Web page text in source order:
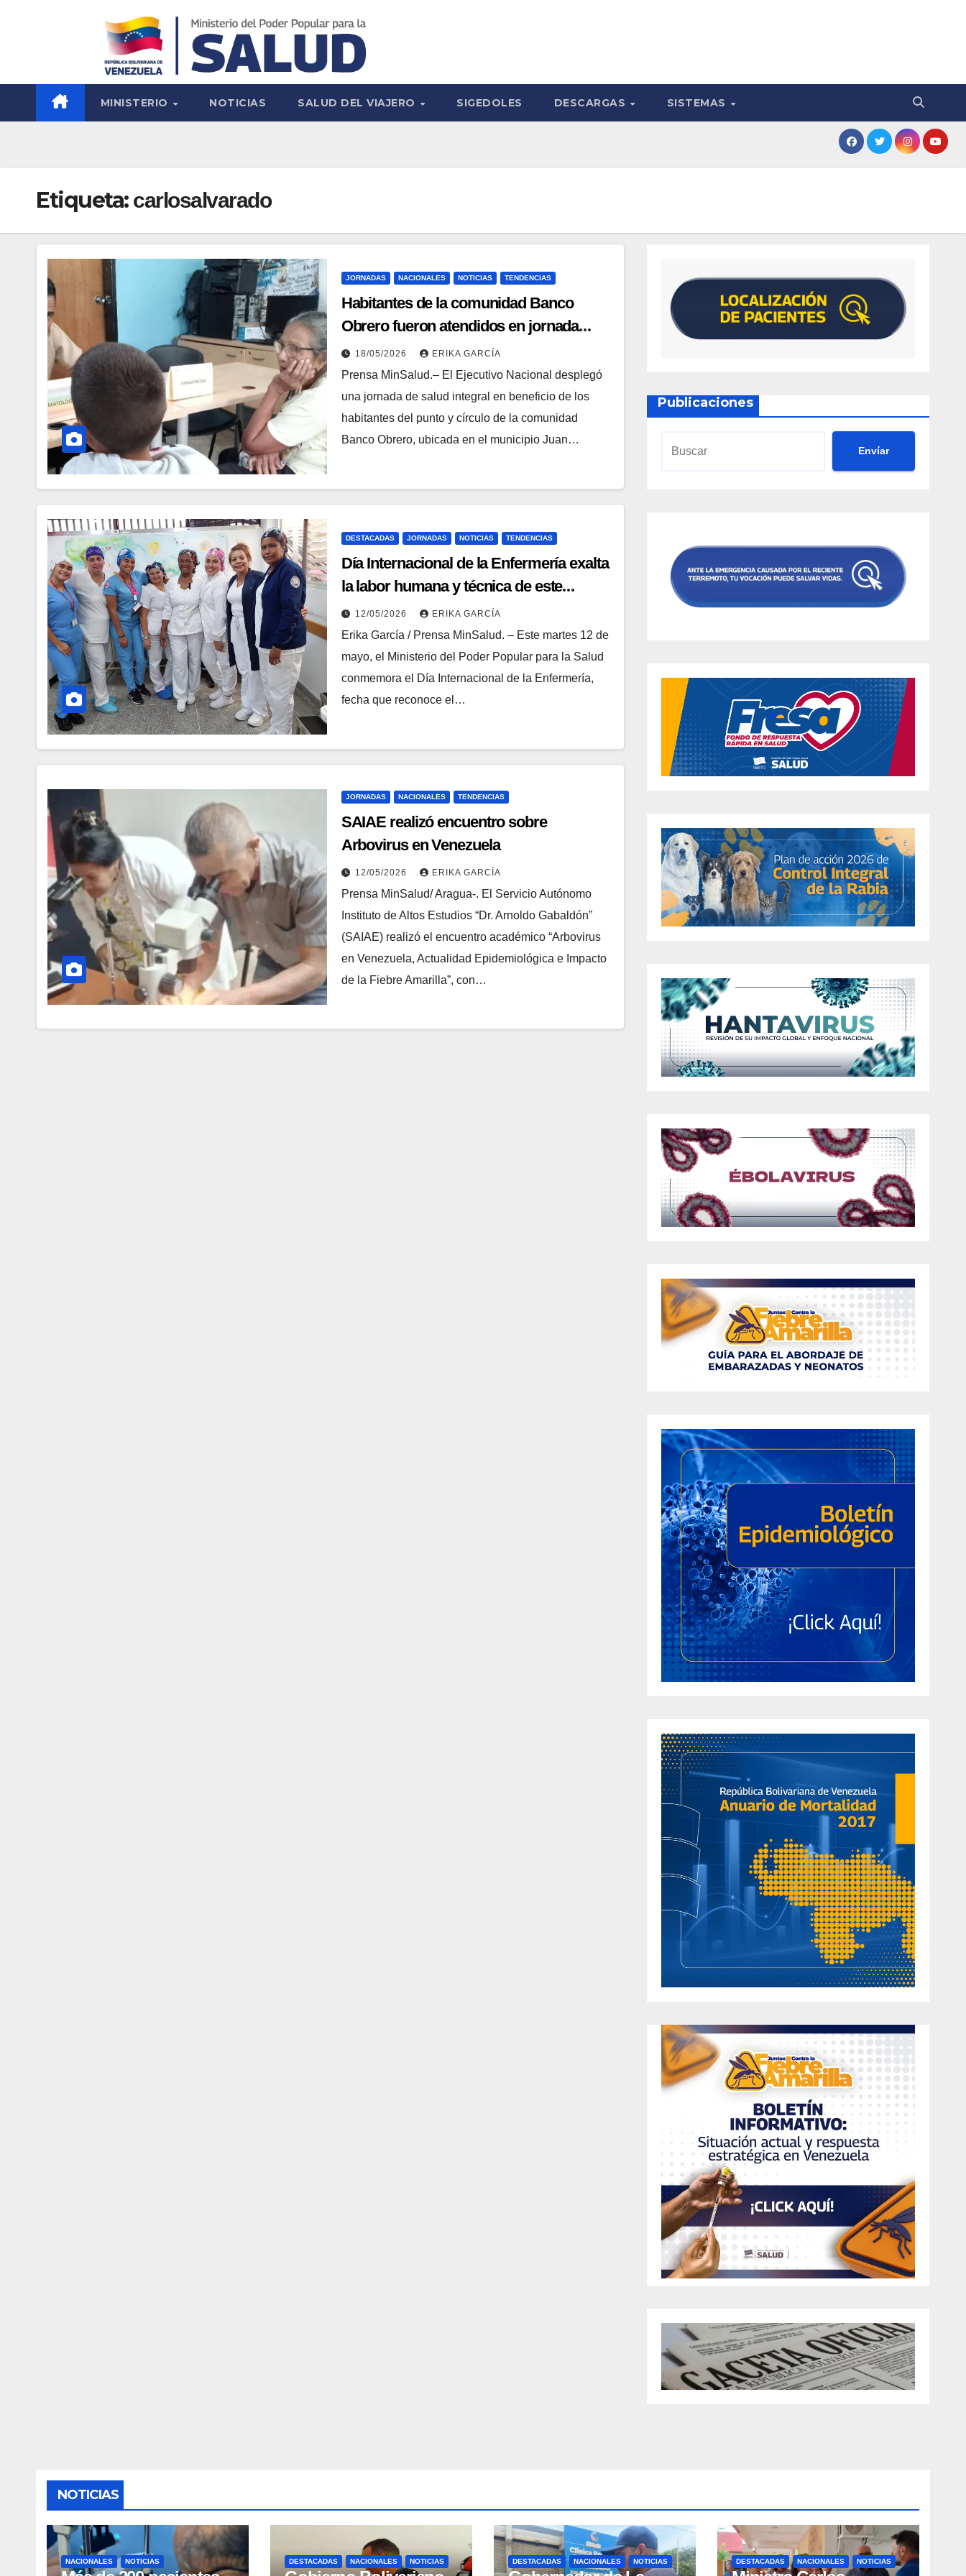
MINISTERIO NOTICIAS SALUD DEL VIAJERO SIGEDOLES DESCARGAS SISTEMAS
Etiqueta: carlosalvarado
JORNADAS NACIONALES NOTICIAS TENDENCIAS
Habitantes de la comunidad Banco
Obrero fueron atendidos en jornada
médica
18/05/2026 ERIKA GARCÍA
Prensa MinSalud.– El Ejecutivo Nacional desplegó
una jornada de salud integral en beneficio de los
habitantes del punto y círculo de la comunidad
Banco Obrero, ubicada en el municipio Juan…
DESTACADAS JORNADAS NOTICIAS TENDENCIAS
Día Internacional de la Enfermería exalta
la labor humana y técnica de este
gremio nacional
12/05/2026 ERIKA GARCÍA
Erika García / Prensa MinSalud. – Este martes 12 de
mayo, el Ministerio del Poder Popular para la Salud
conmemora el Día Internacional de la Enfermería,
fecha que reconoce el…
JORNADAS NACIONALES TENDENCIAS
SAIAE realizó encuentro sobre
Arbovirus en Venezuela
12/05/2026 ERIKA GARCÍA
Prensa MinSalud/ Aragua-. El Servicio Autónomo
Instituto de Altos Estudios “Dr. Arnoldo Gabaldón”
(SAIAE) realizó el encuentro académico “Arbovirus
en Venezuela, Actualidad Epidemiológica e Impacto
de la Fiebre Amarilla”, con…
Publicaciones
Envíar
NOTICIAS
NACIONALES NOTICIAS DESTACADAS NACIONALES NOTICIAS DESTACADAS NACIONALES NOTICIAS DESTACADAS NACIONALES NOTICIAS